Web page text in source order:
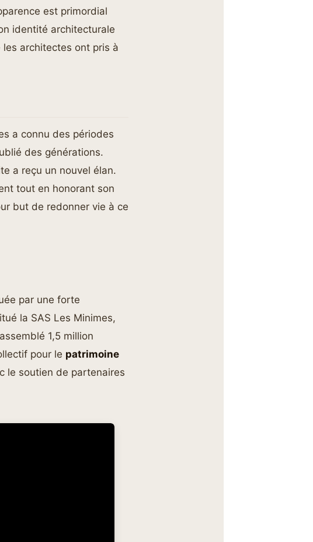
est primordial
identité architecturale
architectes ont pris à
a connu des périodes
des générations.
a reçu un nouvel élan.
tout en honorant son
but de redonner vie à ce
par une forte
la SAS Les Minimes,
1,5 million
pour le patrimoine
le soutien de partenaires